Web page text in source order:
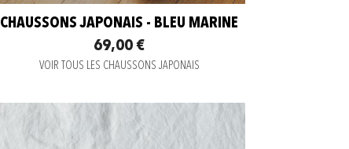
CHAUSSONS JAPONAIS - BLEU MARINE
69,00 €
VOIR TOUS LES CHAUSSONS JAPONAIS